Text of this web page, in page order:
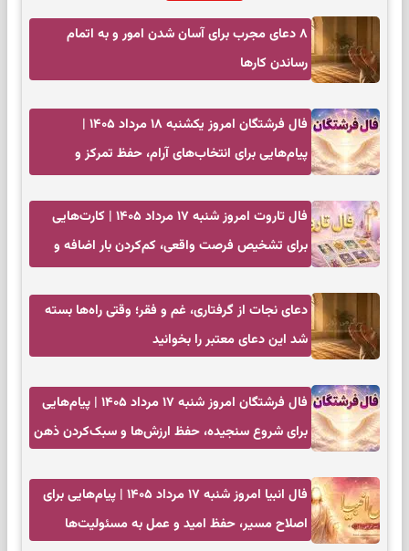
۸ دعای مجرب برای آسان شدن امور و به اتمام
رساندن کار‌ها
فال فرشتگان امروز یکشنبه ۱۸ مرداد ۱۴۰۵ |
پیام‌هایی برای انتخاب‌های آرام، حفظ تمرکز و
فال تاروت امروز شنبه ۱۷ مرداد ۱۴۰۵ | کارت‌هایی
برای تشخیص فرصت واقعی، کم‌کردن بار اضافه و
دعای نجات از گرفتاری، غم و فقر؛ وقتی راه‌ها بسته
شد این دعای معتبر را بخوانید
فال فرشتگان امروز شنبه ۱۷ مرداد ۱۴۰۵ | پیام‌هایی
برای شروع سنجیده، حفظ ارزش‌ها و سبک‌کردن ذهن
فال انبیا امروز شنبه ۱۷ مرداد ۱۴۰۵ | پیام‌هایی برای
اصلاح مسیر، حفظ امید و عمل به مسئولیت‌ها